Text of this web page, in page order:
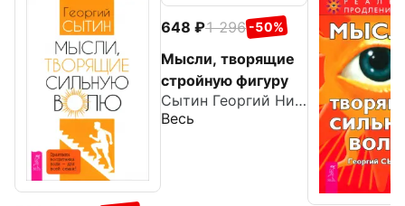
648 1 296 -50%
Мысли, творящие
стройную фигуру
Сытин Георгий Николаевич
Весь